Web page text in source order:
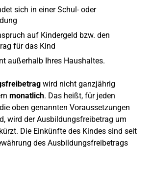
sich in einer Schul- oder
auf Kindergeld bzw. den
für das Kind
außerhalb Ihres Haushaltes.
wird nicht ganzjährig
monatlich. Das heißt, für jeden
oben genannten Voraussetzungen
wird der Ausbildungsfreibetrag um
Die Einkünfte des Kindes sind seit
des Ausbildungsfreibetrags